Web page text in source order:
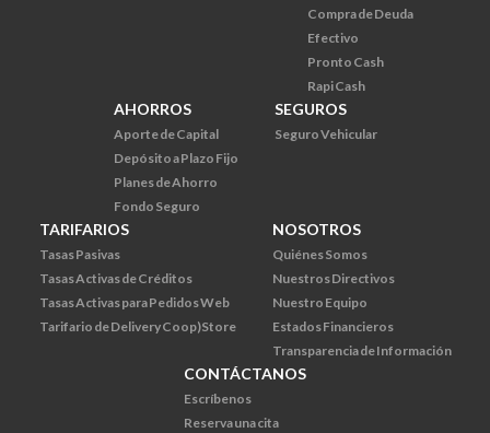
Compra de Deuda
Efectivo
Pronto Cash
Rapi Cash
AHORROS
Aporte de Capital
Depósito a Plazo Fijo
Planes de Ahorro
Fondo Seguro
SEGUROS
Seguro Vehicular
TARIFARIOS
Tasas Pasivas
Tasas Activas de Créditos
Tasas Activas para Pedidos Web
Tarifario de Delivery Coop)Store
NOSOTROS
Quiénes Somos
Nuestros Directivos
Nuestro Equipo
Estados Financieros
Transparencia de Información
CONTÁCTANOS
Escríbenos
Reserva una cita